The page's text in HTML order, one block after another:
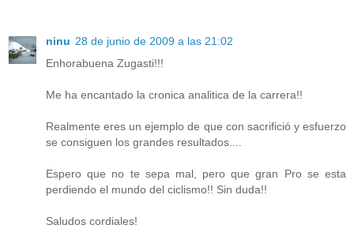
ninu 28 de junio de 2009 a las 21:02
Enhorabuena Zugasti!!!
Me ha encantado la cronica analitica de la carrera!!
Realmente eres un ejemplo de que con sacrifició y esfuerzo
se consiguen los grandes resultados....
Espero que no te sepa mal, pero que gran Pro se esta
perdiendo el mundo del ciclismo!! Sin duda!!
Saludos cordiales!